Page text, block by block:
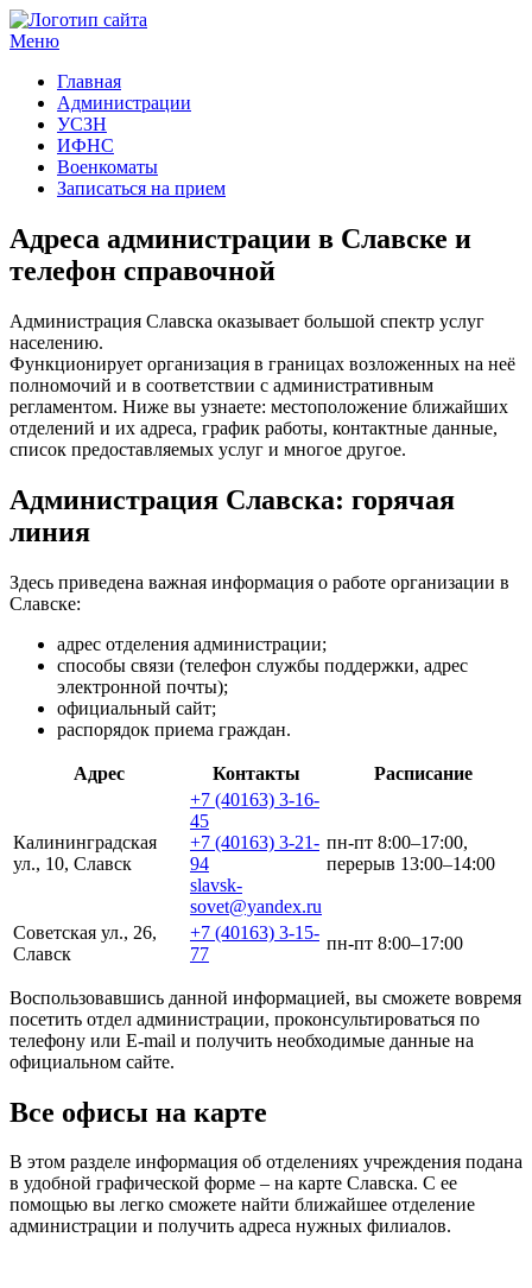
Меню
Главная
Администрации
УСЗН
ИФНС
Военкоматы
Записаться на прием
Адреса администрации в Славске и
телефон справочной
Администрация Славска оказывает большой спектр услуг
населению.
Функционирует организация в границах возложенных на неё
полномочий и в соответствии с административным
регламентом. Ниже вы узнаете: местоположение ближайших
отделений и их адреса, график работы, контактные данные,
список предоставляемых услуг и многое другое.
Администрация Славска: горячая
линия
Здесь приведена важная информация о работе организации в
Славске:
адрес отделения администрации;
способы связи (телефон службы поддержки, адрес
электронной почты);
официальный сайт;
распорядок приема граждан.
Адрес Контакты Расписание
Калининградская
ул., 10, Славск
+7 (40163) 3-16-
45
+7 (40163) 3-21-
94
slavsk-
sovet@yandex.ru
пн-пт 8:00–17:00,
перерыв 13:00–14:00
Советская ул., 26,
Славск
+7 (40163) 3-15-
77
пн-пт 8:00–17:00
Воспользовавшись данной информацией, вы сможете вовремя
посетить отдел администрации, проконсультироваться по
телефону или E-mail и получить необходимые данные на
официальном сайте.
Все офисы на карте
В этом разделе информация об отделениях учреждения подана
в удобной графической форме – на карте Славска. С ее
помощью вы легко сможете найти ближайшее отделение
администрации и получить адреса нужных филиалов.